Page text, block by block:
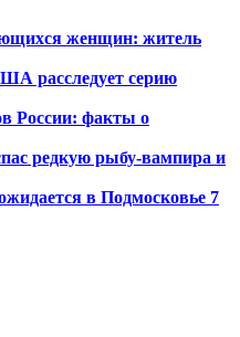
женщин: житель
расследует серию
России: факты о
редкую рыбу-вампира и
в Подмосковье 7